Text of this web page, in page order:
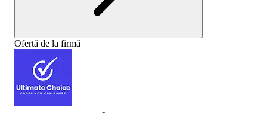
Ofertă de la firmă